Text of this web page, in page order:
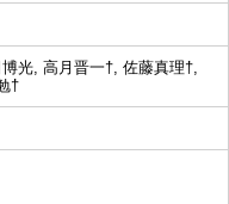
光, 高月晋一†, 佐藤真理†,
†